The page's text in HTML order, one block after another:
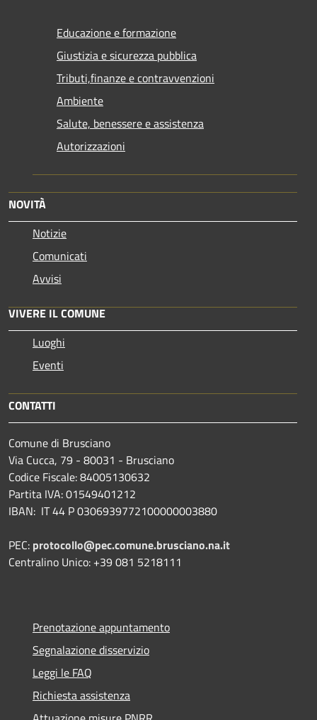
Educazione e formazione
Giustizia e sicurezza pubblica
Tributi,finanze e contravvenzioni
Ambiente
Salute, benessere e assistenza
Autorizzazioni
NOVITÀ
Notizie
Comunicati
Avvisi
VIVERE IL COMUNE
Luoghi
Eventi
CONTATTI
Comune di Brusciano
Via Cucca, 79 - 80031 - Brusciano
Codice Fiscale: 84005130632
Partita IVA: 01549401212
IBAN: IT 44 P 0306939772100000003880
PEC: protocollo@pec.comune.brusciano.na.it
Centralino Unico: +39 081 5218111
Prenotazione appuntamento
Segnalazione disservizio
Leggi le FAQ
Richiesta assistenza